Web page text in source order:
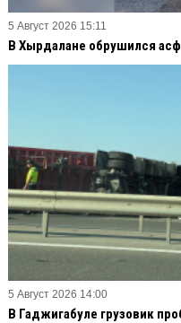
5 Август 2026 15:11
В Хырдалане обрушился
5 Август 2026 14:00
В Гаджигабуле грузовик